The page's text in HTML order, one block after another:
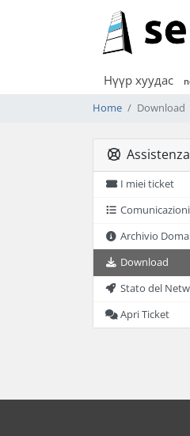
Нүүр хуудас
Home Download
Assistenza
I miei ticket
Comunicazioni
Archivio
Download
Stato del
Apri Ticket